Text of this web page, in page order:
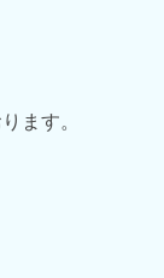
ます。